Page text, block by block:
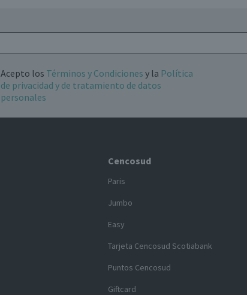
Acepto los Términos y Condiciones y la Política
de privacidad y de tratamiento de datos
personales
Cencosud
Paris
Jumbo
Easy
Tarjeta Cencosud Scotiabank
Puntos Cencosud
Giftcard